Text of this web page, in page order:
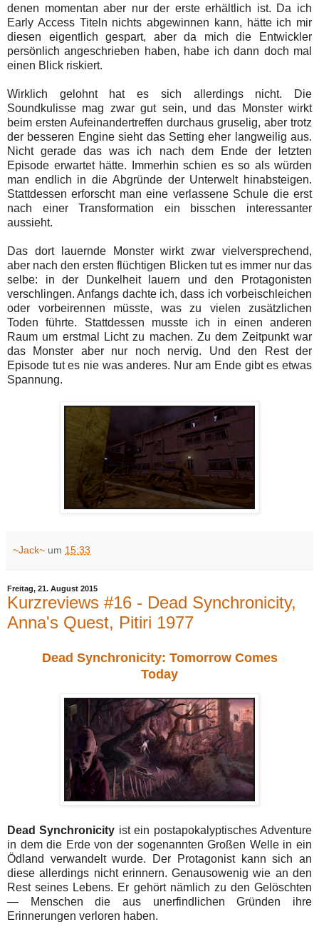
denen momentan aber nur der erste erhältlich ist. Da ich
Early Access Titeln nichts abgewinnen kann, hätte ich mir
diesen eigentlich gespart, aber da mich die Entwickler
persönlich angeschrieben haben, habe ich dann doch mal
einen Blick riskiert.
Wirklich gelohnt hat es sich allerdings nicht. Die
Soundkulisse mag zwar gut sein, und das Monster wirkt
beim ersten Aufeinandertreffen durchaus gruselig, aber trotz
der besseren Engine sieht das Setting eher langweilig aus.
Nicht gerade das was ich nach dem Ende der letzten
Episode erwartet hätte. Immerhin schien es so als würden
man endlich in die Abgründe der Unterwelt hinabsteigen.
Stattdessen erforscht man eine verlassene Schule die erst
nach einer Transformation ein bisschen interessanter
aussieht.
Das dort lauernde Monster wirkt zwar vielversprechend,
aber nach den ersten flüchtigen Blicken tut es immer nur das
selbe: in der Dunkelheit lauern und den Protagonisten
verschlingen. Anfangs dachte ich, dass ich vorbeischleichen
oder vorbeirennen müsste, was zu vielen zusätzlichen
Toden führte. Stattdessen musste ich in einen anderen
Raum um erstmal Licht zu machen. Zu dem Zeitpunkt war
das Monster aber nur noch nervig. Und den Rest der
Episode tut es nie was anderes. Nur am Ende gibt es etwas
Spannung.
~Jack~ um 15:33
Freitag, 21. August 2015
Kurzreviews #16 - Dead Synchronicity,
Anna's Quest, Pitiri 1977
Dead Synchronicity: Tomorrow Comes
Today
Dead Synchronicity ist ein postapokalyptisches Adventure
in dem die Erde von der sogenannten Großen Welle in ein
Ödland verwandelt wurde. Der Protagonist kann sich an
diese allerdings nicht erinnern. Genausowenig wie an den
Rest seines Lebens. Er gehört nämlich zu den Gelöschten
— Menschen die aus unerfindlichen Gründen ihre
Erinnerungen verloren haben.